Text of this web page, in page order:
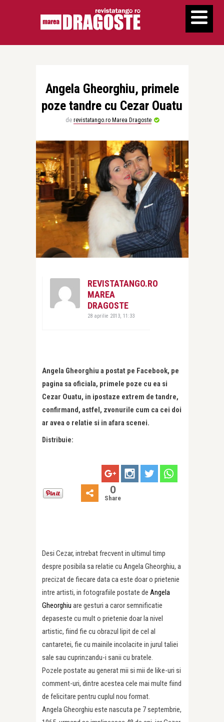
Angela Gheorghiu, primele
poze tandre cu Cezar Ouatu
de revistatango.ro Marea Dragoste
REVISTATANGO.RO
MAREA
DRAGOSTE
28 aprilie 2013, 11:33
Angela Gheorghiu a postat pe Facebook, pe
pagina sa oficiala, primele poze cu ea si
Cezar Ouatu, in ipostaze extrem de tandre,
confirmand, astfel, zvonurile cum ca cei doi
ar avea o relatie si in afara scenei.
Distribuie:
0
Share
Desi Cezar, intrebat frecvent in ultimul timp
despre posibila sa relatie cu Angela Gheorghiu, a
precizat de fiecare data ca este doar o prietenie
intre artisti, in fotografiile postate de Angela
Gheorghiu are gesturi a caror semnificatie
depaseste cu mult o prietenie doar la nivel
artistic, fiind fie cu obrazul lipit de cel al
cantaretei, fie cu mainile incolacite in jurul taliei
sale sau cuprinzandu-i sanii cu bratele.
Pozele postate au generat mii si mii de like-uri si
comment-uri, dintre acestea cele mai multe fiind
de felicitare pentru cuplul nou format.
Angela Gheorghiu este nascuta pe 7 septembrie,